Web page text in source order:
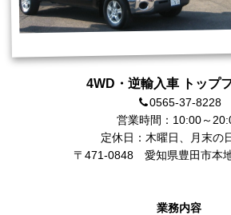
4WD・逆輸入車 トップ
0565-37-8228
営業時間：10:00～
定休日：木曜日、月末の
〒471-0848 愛知県豊田市本
業務内容